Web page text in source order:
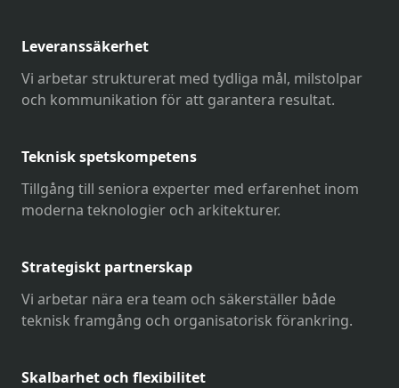
Leveranssäkerhet
Vi arbetar strukturerat med tydliga mål, milstolpar
och kommunikation för att garantera resultat.
Teknisk spetskompetens
Tillgång till seniora experter med erfarenhet inom
moderna teknologier och arkitekturer.
Strategiskt partnerskap
Vi arbetar nära era team och säkerställer både
teknisk framgång och organisatorisk förankring.
Skalbarhet och flexibilitet